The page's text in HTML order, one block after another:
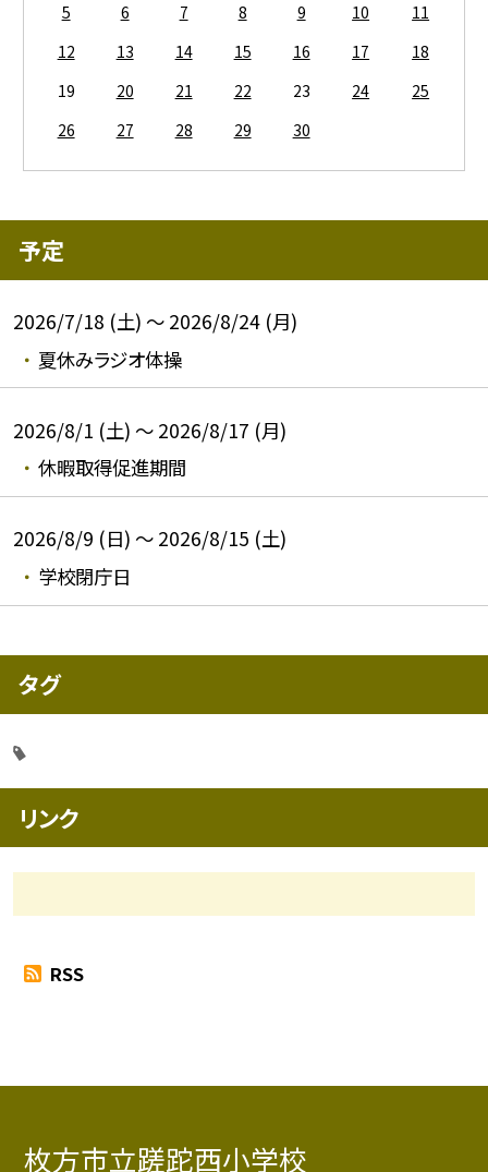
5
6 7 8 9 10
11
12
13 14 15 16 17
18
19
20 21 22 23 24
25
26
27 28 29 30
予定
2026/7/18 (土) ～ 2026/8/24 (月)
夏休みラジオ体操
2026/8/1 (土) ～ 2026/8/17 (月)
休暇取得促進期間
2026/8/9 (日) ～ 2026/8/15 (土)
学校閉庁日
タグ
リンク
RSS
枚方市立蹉跎西小学校